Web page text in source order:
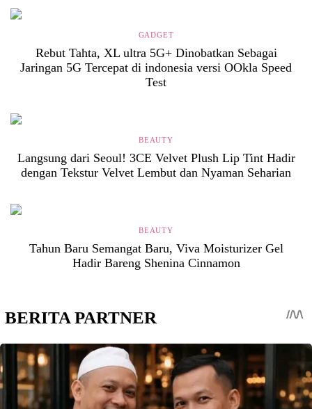
GADGET
Rebut Tahta, XL ultra 5G+ Dinobatkan Sebagai
Jaringan 5G Tercepat di indonesia versi OOkla Speed
Test
BEAUTY
Langsung dari Seoul! 3CE Velvet Plush Lip Tint Hadir
dengan Tekstur Velvet Lembut dan Nyaman Seharian
BEAUTY
Tahun Baru Semangat Baru, Viva Moisturizer Gel
Hadir Bareng Shenina Cinnamon